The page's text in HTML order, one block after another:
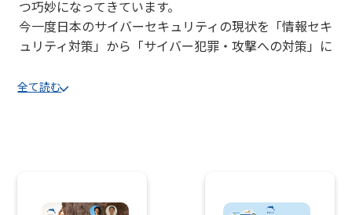
つ巧妙になってきています。
今一度日本のサイバーセキュリティの現状を「情報セキ
ュリティ対策」から「サイバー犯罪・攻撃への対策」に
ィスカッションを行います。
全て読む